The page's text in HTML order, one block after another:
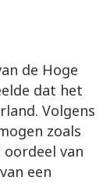
de Hoge
dat het
Volgens
zoals
van
een